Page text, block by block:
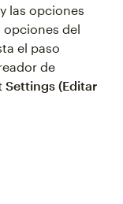
las opciones
opciones del
el paso
de
Settings (Editar